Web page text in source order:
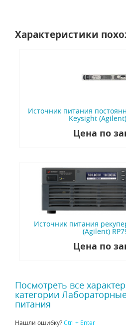
Характеристики
Источник питания
Keysight
Цена по
Источник питания
(Agilent)
Цена по
Посмотреть все
категории
питания
Нашли ошибку?Ctrl + Enter